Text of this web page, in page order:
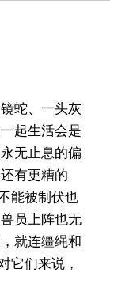
蛇、一头灰
起生活会是
无止息的偏
有更糟的
能被制伏也
员上阵也无
就连缰绳和
它们来说，